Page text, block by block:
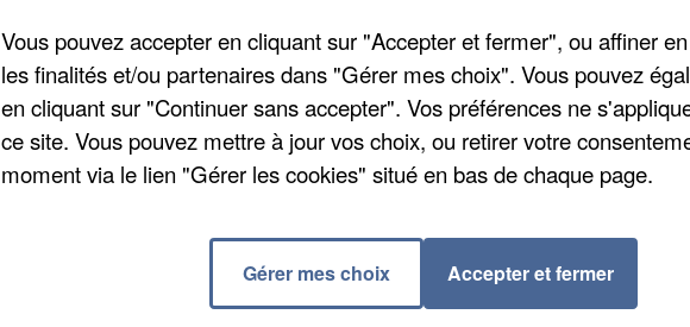
Vous pouvez accepter en cliquant sur "Accepter et fermer", ou affiner
les finalités et/ou partenaires dans "Gérer mes choix". Vous pouvez
en cliquant sur "Continuer sans accepter". Vos préférences ne
ce site. Vous pouvez mettre à jour vos choix, ou retirer votre
moment via le lien "Gérer les cookies" situé en bas de chaque page.
Gérer mes choix Accepter et fermer